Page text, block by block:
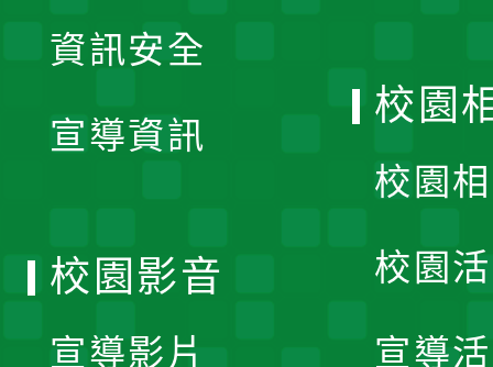
資訊安全
宣導資訊
校園
校園
校園
宣導
校園影音
宣導影片